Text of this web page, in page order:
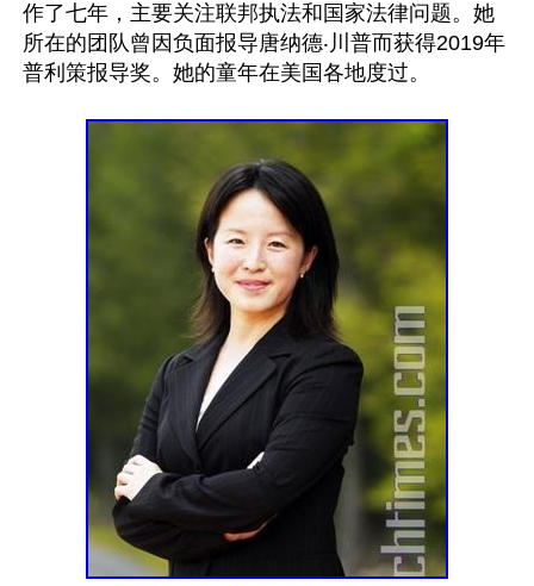
作了七年，主要关注联邦执法和国家法律问题。她
所在的团队曾因负面报导唐纳德‧川普而获得2019年
普利策报导奖。她的童年在美国各地度过。